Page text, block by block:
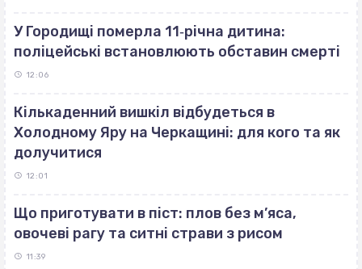
У Городищі померла 11‐річна дитина:
поліцейські встановлюють обставин смерті
12:06
Кількаденний вишкіл відбудеться в
Холодному Яру на Черкащині: для кого та як
долучитися
12:01
Що приготувати в піст: плов без м’яса,
овочеві рагу та ситні страви з рисом
11:39